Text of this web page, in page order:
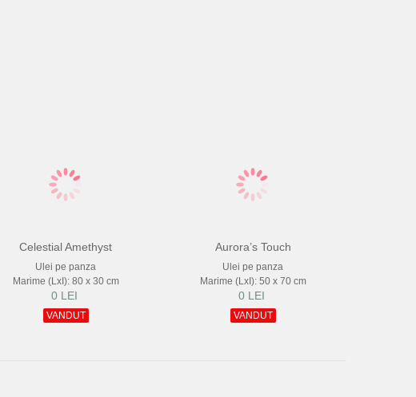
Celestial Amethyst
Ulei pe panza
Marime (LxI): 80 x 30 cm
0 LEI
VANDUT
Aurora’s Touch
Ulei pe panza
Marime (LxI): 50 x 70 cm
0 LEI
VANDUT